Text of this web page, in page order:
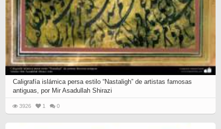
Caligrafía islámica persa estilo “Nastaligh” de artistas famosas
antiguas, por Mir Asadullah Shirazi
3926 1 0